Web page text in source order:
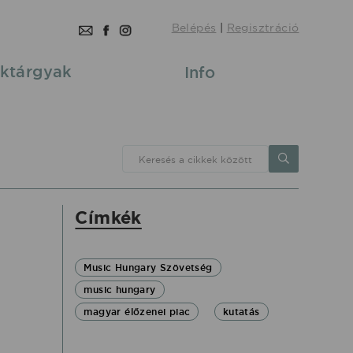
Belépés | Regisztráció
Info
Keresés a cikkek között
Címkék
Music Hungary Szövetség
music hungary
magyar élőzenei piac
kutatás